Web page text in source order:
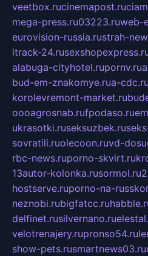
veetbox.rucinemapost.ru
mega-press.ru03223.ruweb-
eurovision-russia.rustrah-
itrack-24.ru
alabuga-cityhotel.rupornv.ru
bud-em-znakomye.rua-cdc.ru
korolevremont-market.ru
oooagrosnab.rufpodaso.ru
ukrasotki.ruseksuzbek.ru
sovratili.ruolecoon.ruvd-
rbc-news.ruporno-skvirt.ru
13autor-kolonka.rusormol.ru
hostserve.ruporno-na-
neznobi.rubigfatcc.ru
delfinet.rusilvernano.ru
velotrenajery.rupronso54.ru
show-pets.rusmartnews03.ru